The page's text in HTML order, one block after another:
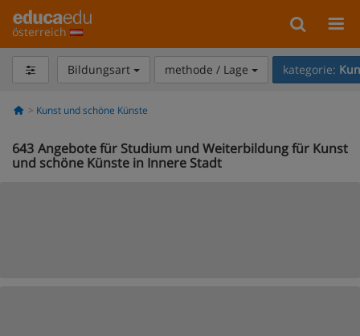
österreich
Bildungsart methode / Lage kategorie:
Kunst und schöne Künste
643 Angebote für Studium und Weiterbildung für Kunst
und schöne Künste in Innere Stadt